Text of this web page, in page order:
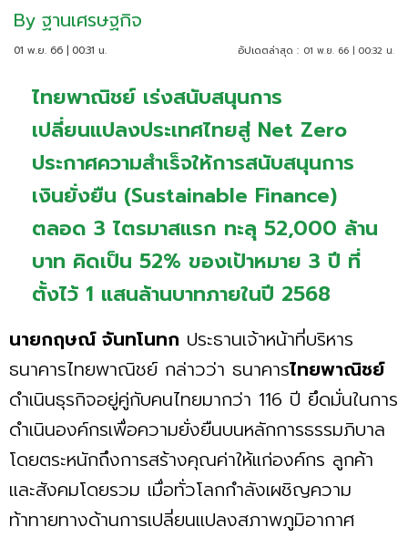
By ฐานเศรษฐกิจ
01 พ.ย. 66 | 00:31 น. อัปเดตล่าสุด : 01 พ.ย. 66 | 00:32 น.
ไทยพาณิชย์ เร่งสนับสนุนการ
เปลี่ยนแปลงประเทศไทยสู่ Net Zero
ประกาศความสำเร็จให้การสนับสนุนการ
เงินยั่งยืน (Sustainable Finance)
ตลอด 3 ไตรมาสแรก ทะลุ 52,000 ล้าน
บาท คิดเป็น 52% ของเป้าหมาย 3 ปี ที่
ตั้งไว้ 1 แสนล้านบาทภายในปี 2568
นายกฤษณ์ จันทโนทก ประธานเจ้าหน้าที่บริหาร
ธนาคารไทยพาณิชย์ กล่าวว่า ธนาคารไทยพาณิชย์
ดำเนินธุรกิจอยู่คู่กับคนไทยมากว่า 116 ปี ยึดมั่นในการ
ดำเนินองค์กรเพื่อความยั่งยืนบนหลักการธรรมภิบาล
โดยตระหนักถึงการสร้างคุณค่าให้แก่องค์กร ลูกค้า
และสังคมโดยรวม เมื่อทั่วโลกกำลังเผชิญความ
ท้าทายทางด้านการเปลี่ยนแปลงสภาพภูมิอากาศ